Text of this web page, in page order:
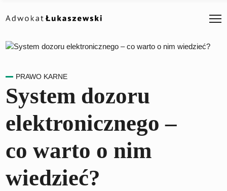
PRAWO KARNE
System dozoru
elektronicznego –
co warto o nim
wiedzieć?